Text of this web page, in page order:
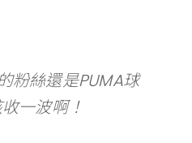
粉絲還是PUMA球
一波啊！